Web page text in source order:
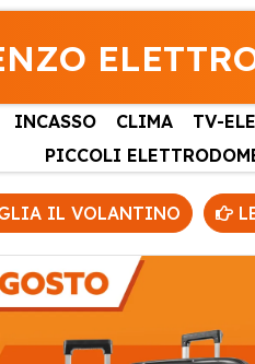
INCASSO CLIMA TV-
PICCOLI
IL VOLANTINO